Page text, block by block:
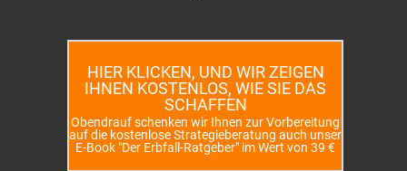
HIER KLICKEN, UND WIR ZEIGEN
IHNEN KOSTENLOS, WIE SIE DAS
SCHAFFEN
Obendrauf schenken wir Ihnen zur Vorbereitung
auf die kostenlose Strategieberatung auch unser
E-Book "Der Erbfall-Ratgeber" im Wert von 39 €